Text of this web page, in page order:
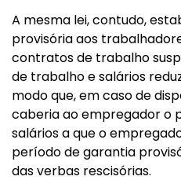
A mesma lei, contudo,
provisória aos
contratos de trabalho
de trabalho e salários
modo que, em caso de
caberia ao empregador o
salários a que o
período de garantia
das verbas rescisórias.